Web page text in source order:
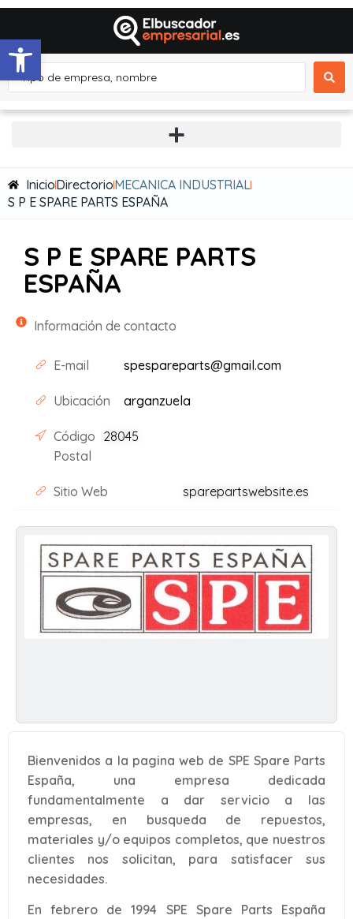
Abrir barra de herramientas
InicioDirectorioMECANICA INDUSTRIAL
S P E SPARE PARTS ESPAÑA
S P E SPARE PARTS
ESPAÑA
Información de contacto
E-mail spespareparts@gmail.com
Ubicación arganzuela
Código
Postal
28045
Sitio Web sparepartswebsite.es
Bienvenidos a la pagina web de SPE Spare Parts
España, una empresa dedicada
fundamentalmente a dar servicio a las
empresas, en busqueda de repuestos,
materiales y/o equipos completos, que nuestros
clientes nos solicitan, para satisfacer sus
necesidades.
En febrero de 1994 SPE Spare Parts España